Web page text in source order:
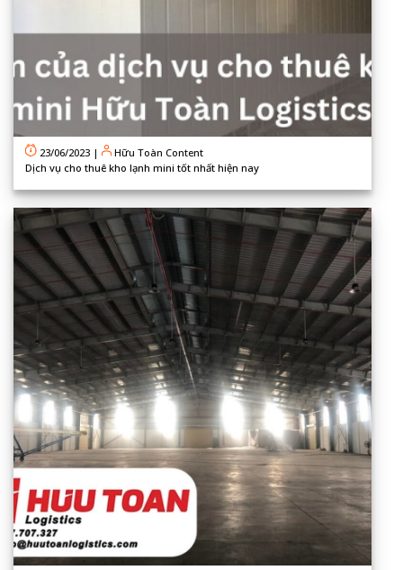
23/06/2023 |
Hữu Toàn Content
Dịch vụ cho thuê kho lạnh mini tốt nhất hiện nay